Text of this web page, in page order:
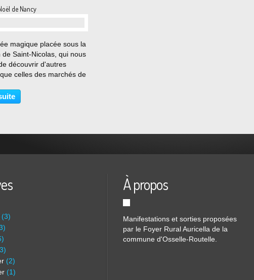
de Nancy
magique placée sous la
de Saint-Nicolas, qui nous
découvrir d'autres
celles des marchés de
et du déjà vu :
artisanaux,
(3)
(2)
(1)
À propos
Manifestations et sorties proposées
par le Foyer Rural Auricella de la
commune d'Osselle-Routelle.